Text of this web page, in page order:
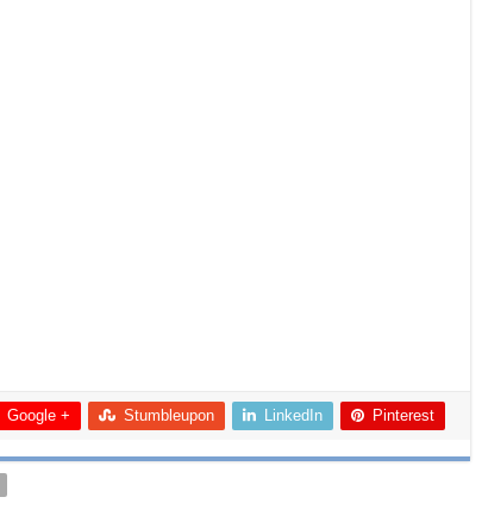
Google + Stumbleupon LinkedIn Pinterest